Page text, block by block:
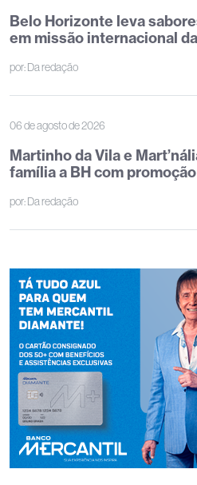
Belo Horizonte leva
em missão internacional
por:Da redação
06 de agosto de 2026
Martinho da Vila e
família a BH com
por:Da redação